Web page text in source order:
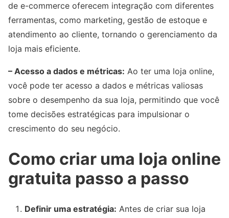
de e-commerce oferecem integração com diferentes
ferramentas, como marketing, gestão de estoque e
atendimento ao cliente, tornando o gerenciamento da
loja mais eficiente.
– Acesso a dados e métricas: Ao ter uma loja online,
você pode ter acesso a dados e métricas valiosas
sobre o desempenho da sua loja, permitindo que você
tome decisões estratégicas para impulsionar o
crescimento do seu negócio.
Como criar uma loja online
gratuita passo a passo
Definir uma estratégia: Antes de criar sua loja